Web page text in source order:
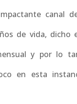
canal
de vida,
y por lo
en esta